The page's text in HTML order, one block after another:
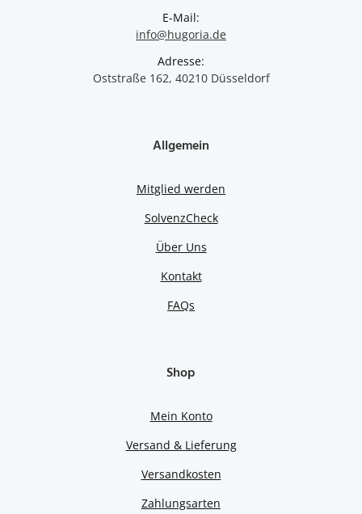
E-Mail:
info@hugoria.de
Adresse:
Oststraße 162, 40210 Düsseldorf
Allgemein
Mitglied werden
SolvenzCheck
Über Uns
Kontakt
FAQs
Shop
Mein Konto
Versand & Lieferung
Versandkosten
Zahlungsarten